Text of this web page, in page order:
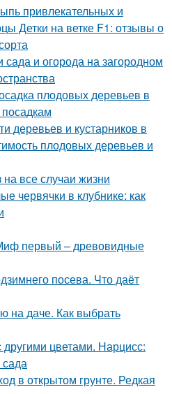
привлекательных и
Детки на ветке F1: отзывы о
и огорода на загородном
плодовых деревьев в
деревьев и кустарников в
плодовых деревьев и
на все случаи жизни
червячки в клубнике: как
первый – древовидные
посева. Что даёт
на даче. Как выбрать
цветами. Нарцисс:
в открытом грунте. Редкая